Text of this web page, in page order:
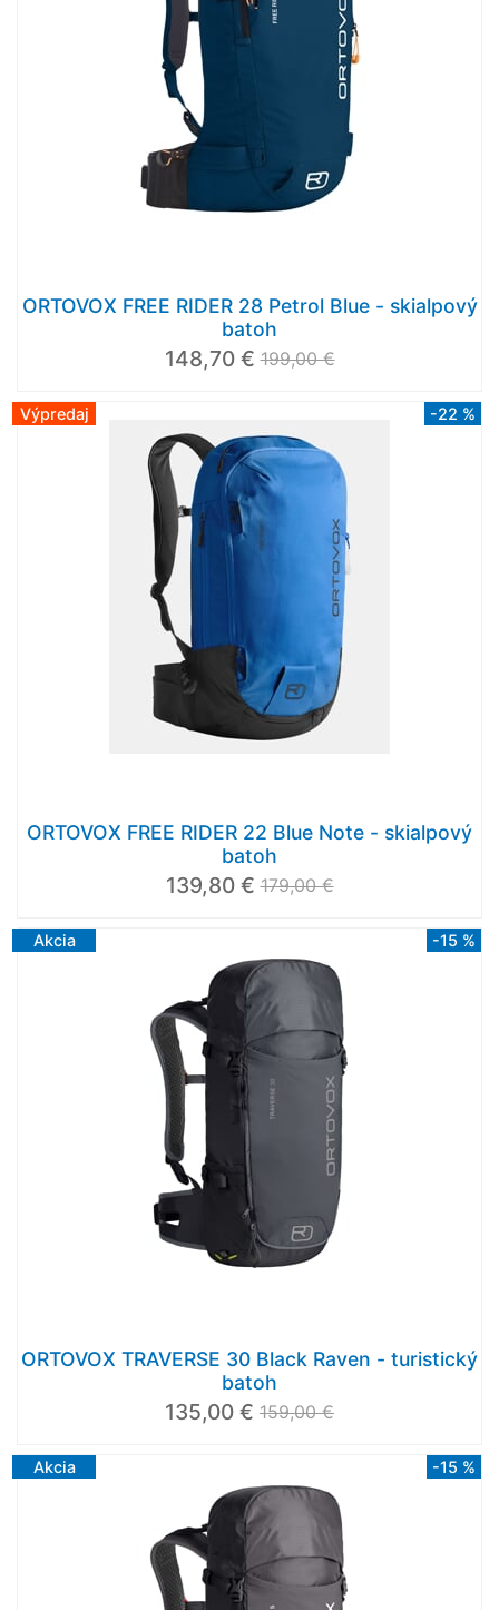
ORTOVOX FREE RIDER 28 Petrol Blue - skialpový
batoh
148,70 € 199,00 €
Výpredaj -22 %
ORTOVOX FREE RIDER 22 Blue Note - skialpový
batoh
139,80 € 179,00 €
Akcia -15 %
ORTOVOX TRAVERSE 30 Black Raven - turistický
batoh
135,00 € 159,00 €
Akcia -15 %